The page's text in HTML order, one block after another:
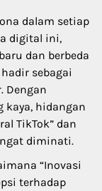
dalam setiap
digital ini,
dan berbeda
sebagai
Dengan
kaya, hidangan
TikTok” dan
diminati.
“Inovasi
terhadap